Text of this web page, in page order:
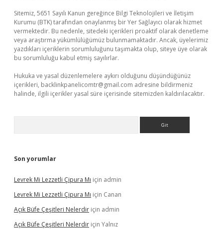
Sitemiz, 5651 Sayılı Kanun gereğince Bilgi Teknolojileri ve İletişim
Kurumu (BTK) tarafından onaylanmış bir Yer Sağlayıcı olarak hizmet
vermektedir. Bu nedenle, sitedeki içerikleri proaktif olarak denetleme
veya araştırma yükümlülüğümüz bulunmamaktadır. Ancak, üyelerimiz
yazdıkları içeriklerin sorumluluğunu taşımakta olup, siteye üye olarak
bu sorumluluğu kabul etmiş sayılırlar.
Hukuka ve yasal düzenlemelere aykırı olduğunu düşündüğünüz
içerikleri, backlinkpanelicomtr@gmail.com adresine bildirmeniz
halinde, ilgili içerikler yasal süre içerisinde sitemizden kaldırılacaktır.
Son yorumlar
Levrek Mi Lezzetli Çipura Mı için admin
Levrek Mi Lezzetli Çipura Mı için Canan
Açık Büfe Çeşitleri Nelerdir için admin
Açık Büfe Çeşitleri Nelerdir için Yalnız